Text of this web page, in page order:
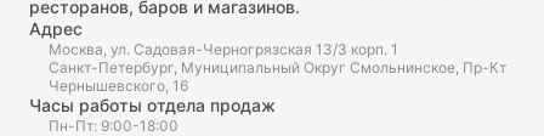
ресторанов, баров и магазинов.
Адрес
Москва, ул. Садовая-Черногрязская 13/3 корп. 1
Санкт-Петербург, Муниципальный Округ Смольнинское, Пр-Кт
Чернышевского, 16
Часы работы отдела продаж
Пн-Пт: 9:00-18:00